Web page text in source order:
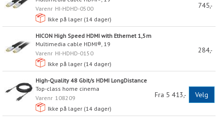
Varenr HI-HDHD-0500
Ikke på lager (14 dager)
745,-
HICON High Speed HDMI with Ethernet 1,5m
Multimedia cable HDMI®, 19
Varenr HI-HDHD-0150
Ikke på lager (14 dager)
284,-
High-Quality 48 Gbit/s HDMI LongDistance
Top-class home cinema
Varenr 108209
Ikke på lager (14 dager)
Fra 5 413,- Velg